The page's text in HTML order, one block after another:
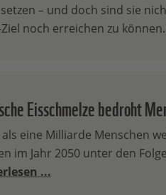
– und doch sind sie
noch erreichen zu können.
Eisschmelze bedroht
eine Milliarde Menschen
im Jahr 2050 unter den
...